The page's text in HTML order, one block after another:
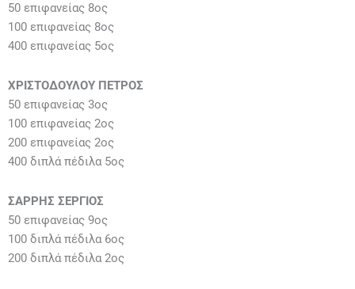
50 επιφανείας 8ος
100 επιφανείας 8ος
400 επιφανείας 5ος
ΧΡΙΣΤΟΔΟΥΛΟΥ ΠΕΤΡΟΣ
50 επιφανείας 3ος
100 επιφανείας 2ος
200 επιφανείας 2ος
400 διπλά πέδιλα 5ος
ΣΑΡΡΗΣ ΣΕΡΓΙΟΣ
50 επιφανείας 9ος
100 διπλά πέδιλα 6ος
200 διπλά πέδιλα 2ος